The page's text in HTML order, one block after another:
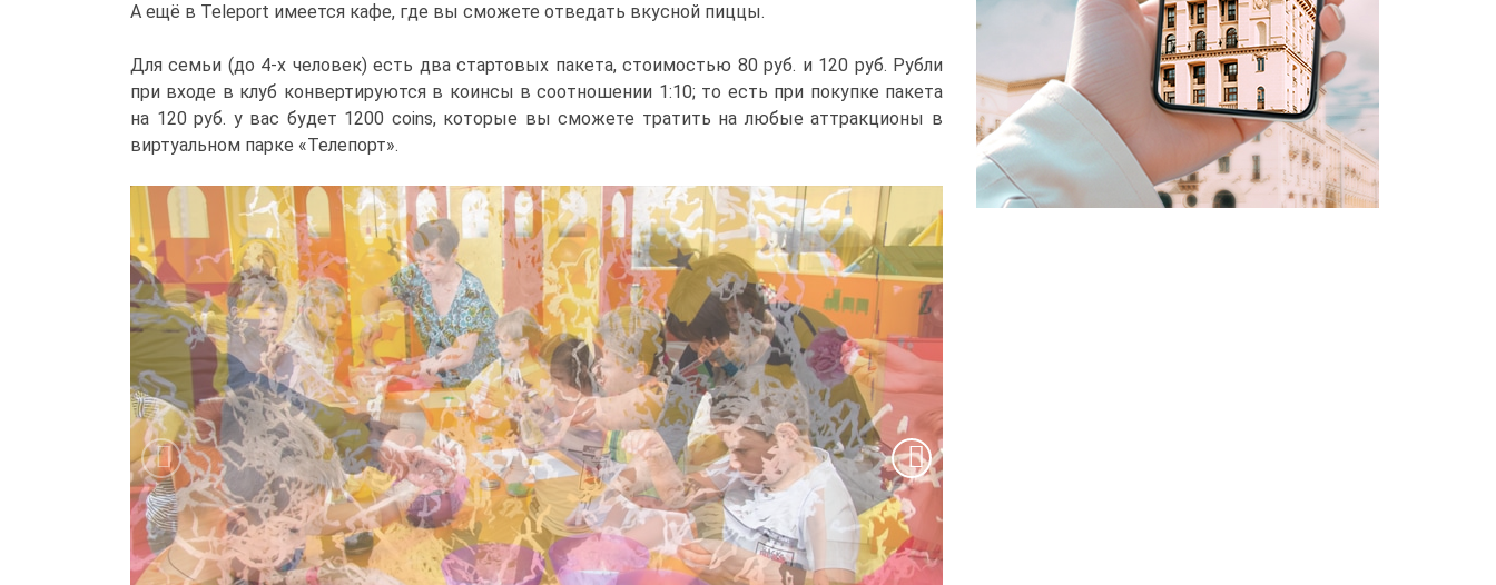
А ещё в Teleport имеется кафе, где вы сможете отведать вкусной пиццы.
Для семьи (до 4-х человек) есть два стартовых пакета, стоимостью 80 руб. и 120 руб. Рубли
при входе в клуб конвертируются в коинсы в соотношении 1:10; то есть при покупке пакета
на 120 руб. у вас будет 1200 coins, которые вы сможете тратить на любые аттракционы в
виртуальном парке «Телепорт».